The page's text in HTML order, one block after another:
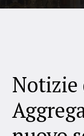
Notizie